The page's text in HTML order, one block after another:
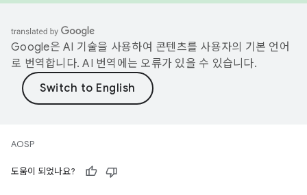
Google은 AI 기술을 사용하여 콘텐츠를 사용자의 기본 언어
로 번역합니다. AI 번역에는 오류가 있을 수 있습니다.
AOSP
도움이 되었나요?